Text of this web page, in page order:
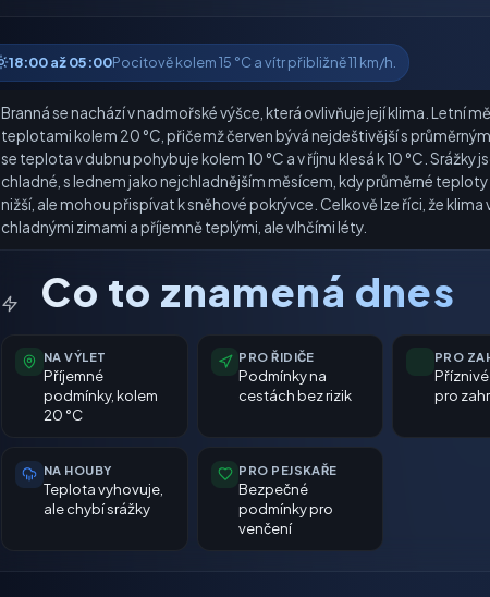
18:00 až 05:00Pocitově kolem 15 °C a vítr přibližně 11 km/h.
Branná se nachází v nadmořské výšce, která ovlivňuje její klima. Letní
teplotami kolem 20 °C, přičemž červen bývá nejdeštivější s
se teplota v dubnu pohybuje kolem 10 °C a v říjnu klesá k 10 °C.
chladné, s lednem jako nejchladnějším měsícem, kdy průměrné
nižší, ale mohou přispívat k sněhové pokrývce. Celkově lze říci, že
chladnými zimami a příjemně teplými, ale vlhčími léty.
Co to znamená dnes
NA VÝLET
Příjemné
podmínky, kolem
20 °C
PRO ŘIDIČE
Podmínky na
cestách bez rizik
PRO
pro
NA HOUBY
Teplota vyhovuje,
ale chybí srážky
PRO PEJSKAŘE
Bezpečné
podmínky pro
venčení